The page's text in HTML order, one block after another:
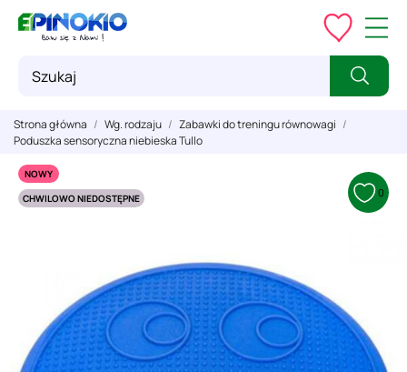
Strona główna Wg. rodzaju
Zabawki do treningu równowagi
Poduszka sensoryczna niebieska Tullo
NOWY
CHWILOWO NIEDOSTĘPNE
0